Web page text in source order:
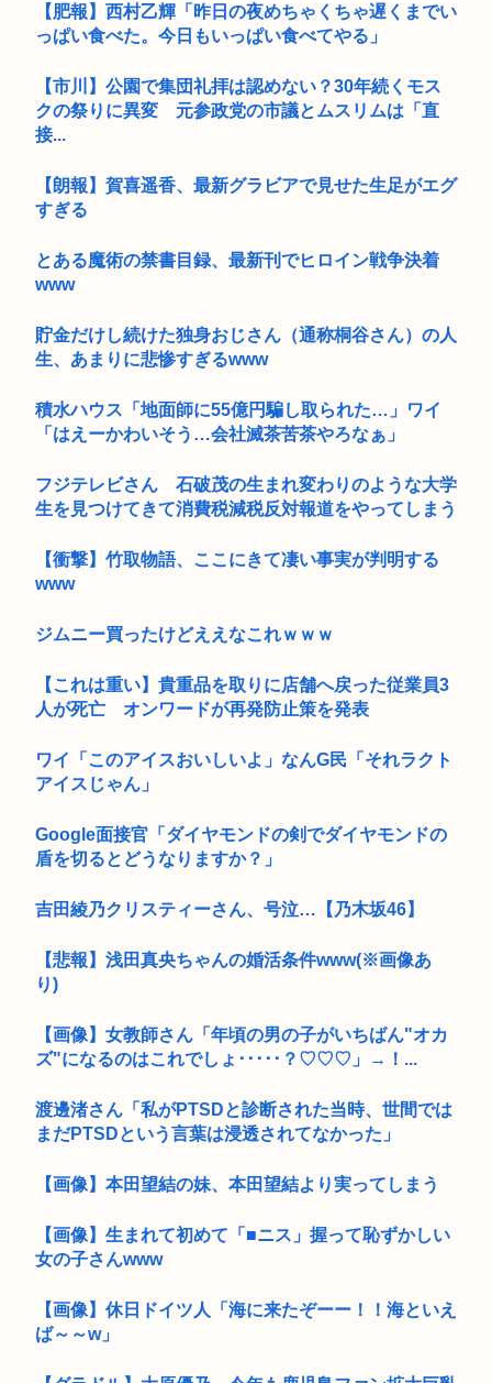
【肥報】西村乙輝「昨日の夜めちゃくちゃ遅くまでい
っぱい食べた。今日もいっぱい食べてやる」
【市川】公園で集団礼拝は認めない？30年続くモス
クの祭りに異変 元参政党の市議とムスリムは「直
接...
【朗報】賀喜遥香、最新グラビアで見せた生足がエグ
すぎる
とある魔術の禁書目録、最新刊でヒロイン戦争決着
www
貯金だけし続けた独身おじさん（通称桐谷さん）の人
生、あまりに悲惨すぎるwww
積水ハウス「地面師に55億円騙し取られた…」ワイ
「はえーかわいそう…会社滅茶苦茶やろなぁ」
フジテレビさん 石破茂の生まれ変わりのような大学
生を見つけてきて消費税減税反対報道をやってしまう
【衝撃】竹取物語、ここにきて凄い事実が判明する
www
ジムニー買ったけどええなこれｗｗｗ
【これは重い】貴重品を取りに店舗へ戻った従業員3
人が死亡 オンワードが再発防止策を発表
ワイ「このアイスおいしいよ」なんG民「それラクト
アイスじゃん」
Google面接官「ダイヤモンドの剣でダイヤモンドの
盾を切るとどうなりますか？」
吉田綾乃クリスティーさん、号泣…【乃木坂46】
【悲報】浅田真央ちゃんの婚活条件www(※画像あ
り)
【画像】女教師さん「年頃の男の子がいちばん"オカ
ズ"になるのはこれでしょ･････？♡♡♡」→！...
渡邊渚さん「私がPTSDと診断された当時、世間では
まだPTSDという言葉は浸透されてなかった」
【画像】本田望結の妹、本田望結より実ってしまう
【画像】生まれて初めて「■ニス」握って恥ずかしい
女の子さんwww
【画像】休日ドイツ人「海に来たぞーー！！海といえ
ば～～w」